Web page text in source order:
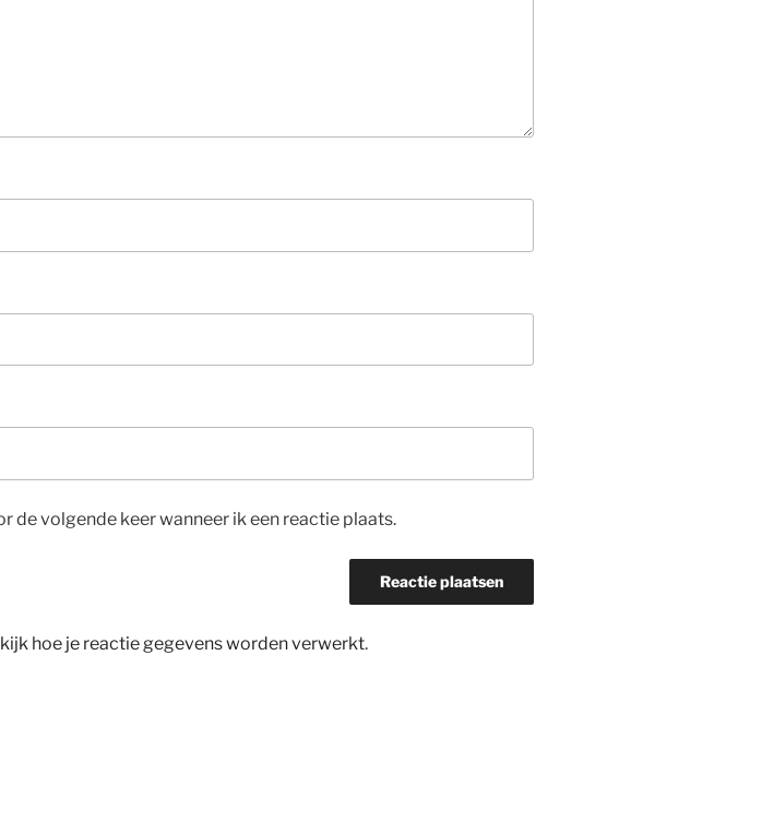
de volgende keer wanneer ik een reactie plaats.
hoe je reactie gegevens worden verwerkt.